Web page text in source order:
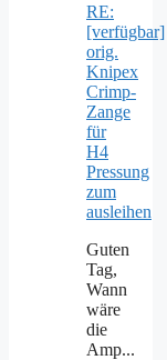
RE:
[verfügbar]
orig.
Knipex
Crimp-
Zange
für
H4
Pressung
zum
ausleihen
Guten
Tag,
Wann
wäre
die
Amp...